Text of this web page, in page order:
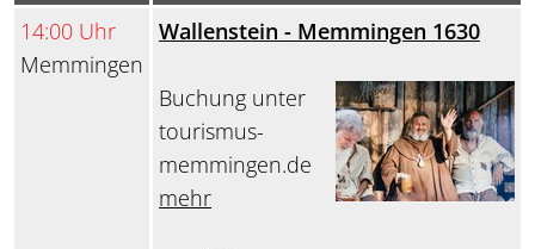
14:00 Uhr
Memmingen
Wallenstein - Memmingen 1630
Buchung unter
tourismus-
memmingen.de
mehr